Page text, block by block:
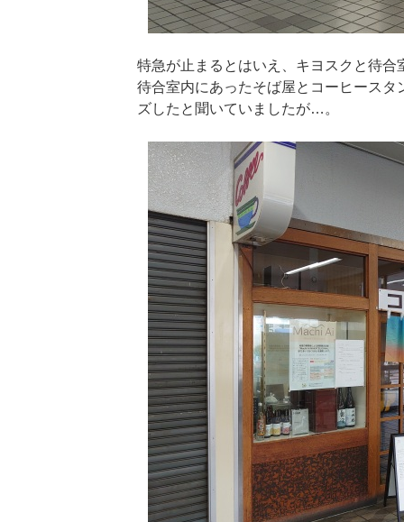
特急が止まるとはいえ、キヨスクと待合
待合室内にあったそば屋とコーヒース
ズしたと聞いていましたが…。